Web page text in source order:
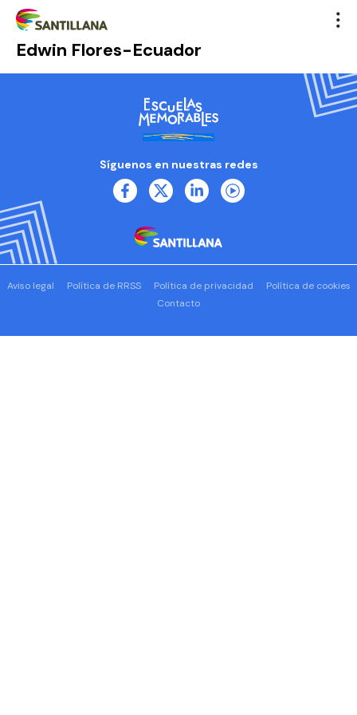
Edwin Flores-Ecuador
Síguenos en nuestras redes
Aviso legal Política de RRSS Política de privacidad
Política de cookies
Contacto